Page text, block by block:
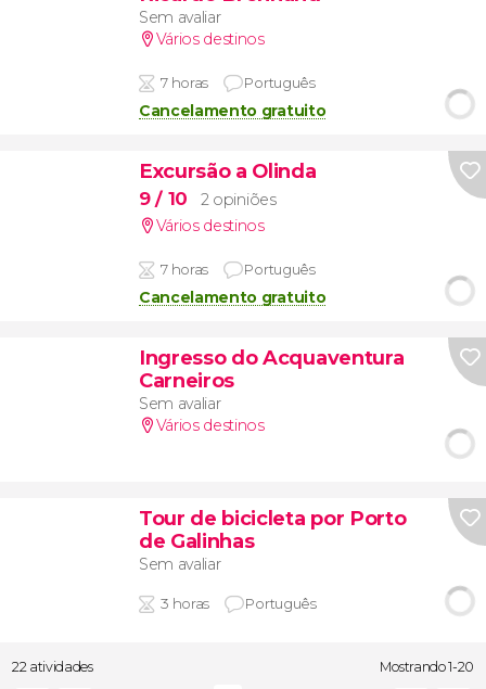
Sem avaliar
Vários destinos
7 horas Português
Cancelamento gratuito
Excursão a Olinda
9/ 10
2 opiniões
Vários destinos
7 horas Português
Cancelamento gratuito
Ingresso do Acquaventura
Carneiros
Sem avaliar
Vários destinos
Tour de bicicleta por Porto
de Galinhas
Sem avaliar
3 horas Português
22 atividades Mostrando 1-20